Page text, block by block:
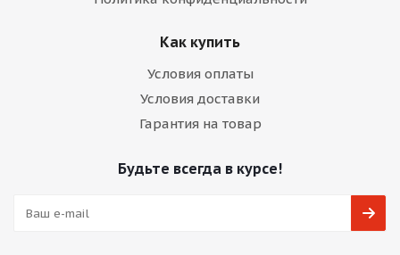
Как купить
Условия оплаты
Условия доставки
Гарантия на товар
Будьте всегда в курсе!